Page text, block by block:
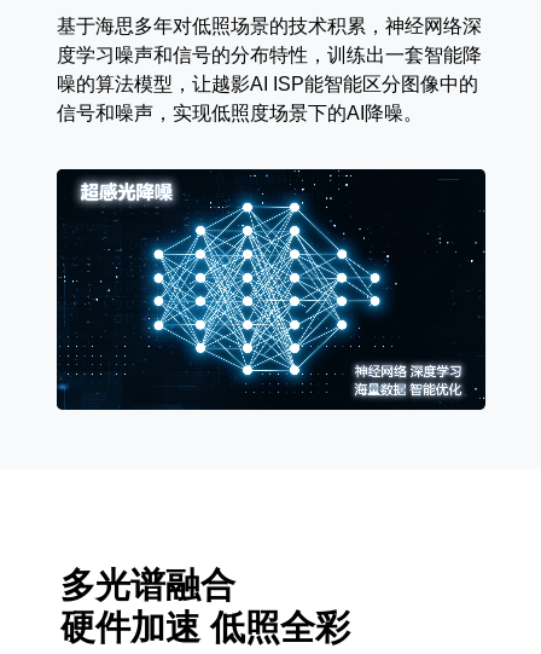
基于海思多年对低照场景的技术积累，神经网络深
度学习噪声和信号的分布特性，训练出一套智能降
噪的算法模型，让越影AI ISP能智能区分图像中的
信号和噪声，实现低照度场景下的AI降噪。
多光谱融合
硬件加速 低照全彩